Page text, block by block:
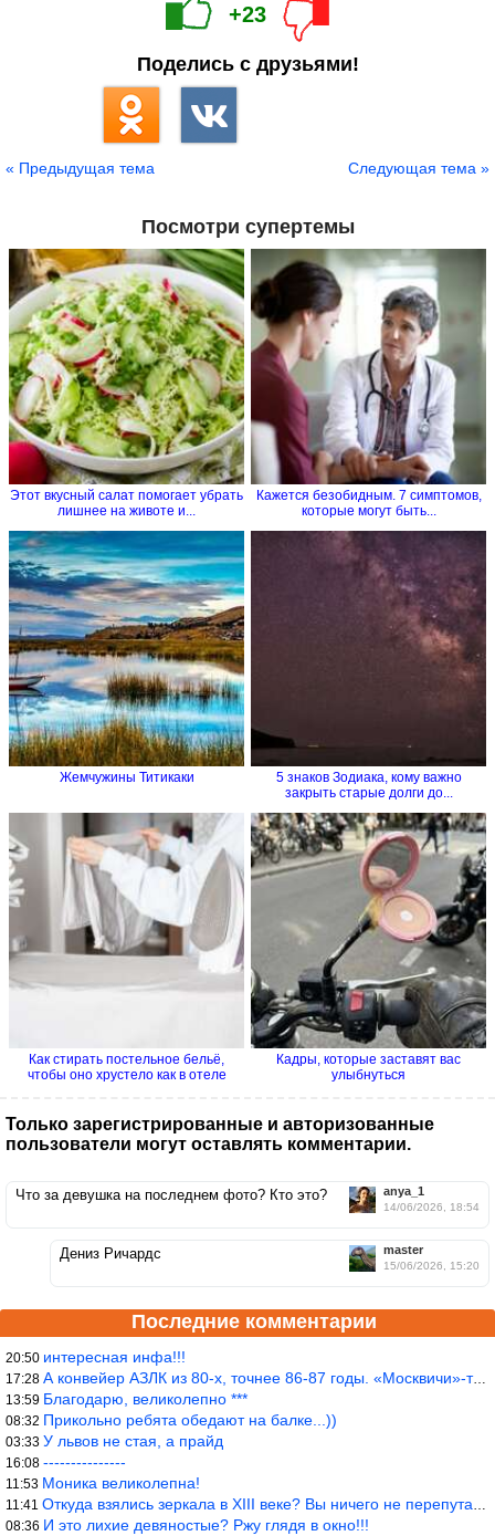
+23
Поделись с друзьями!
« Предыдущая тема Следующая тема »
Посмотри супертемы
Этот вкусный салат помогает убрать
лишнее на животе и...
Кажется безобидным. 7 симптомов,
которые могут быть...
Жемчужины Титикаки
5 знаков Зодиака, кому важно
закрыть старые долги до...
Как стирать постельное бельё,
чтобы оно хрустело как в отеле
Кадры, которые заставят вас
улыбнуться
Только зарегистрированные и авторизованные
пользователи могут оставлять комментарии.
anya_1
14/06/2026, 18:54
Что за девушка на последнем фото? Кто это?
master
15/06/2026, 15:20
Дениз Ричардс
Последние комментарии
20:50 интересная инфа!!!
17:28 А конвейер АЗЛК из 80-х, точнее 86-87 годы. «Москвичи»-то из пер
13:59 Благодарю, великолепно ***
08:32 Прикольно ребята обедают на балке...))
03:33 У львов не стая, а прайд
16:08 ---------------
11:53 Моника великолепна!
11:41 Откуда взялись зеркала в XIII веке? Вы ничего не перепутали?
08:36 И это лихие девяностые? Ржу глядя в окно!!!